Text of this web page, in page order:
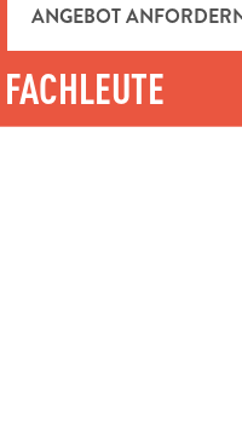
ANGEBOT
FACHLEUTE
CHARTA
dem Fahrrad oder zu
gelangen